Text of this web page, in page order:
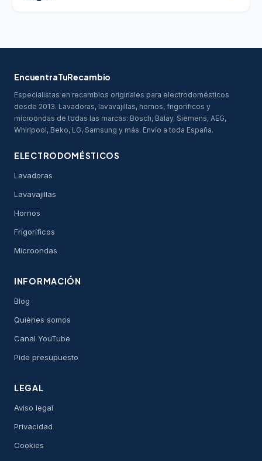
EncuentraTuRecambio
Especialistas en recambios originales para electrodomésticos
desde 2013. Lavadoras, lavavajillas, hornos, frigoríficos y
microondas de todas las marcas: Bosch, Balay, Siemens, AEG,
Whirlpool, Beko, LG, Samsung y más. Envío a toda España.
ELECTRODOMÉSTICOS
Lavadoras
Lavavajillas
Hornos
Frigoríficos
Microondas
INFORMACIÓN
Blog
Quiénes somos
Canal YouTube
Pide presupuesto
LEGAL
Aviso legal
Privacidad
Cookies